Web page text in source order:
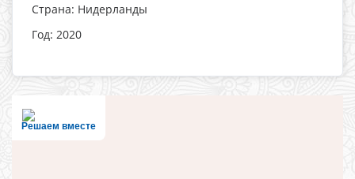
Страна: Нидерланды
Год: 2020
Решаем вместе